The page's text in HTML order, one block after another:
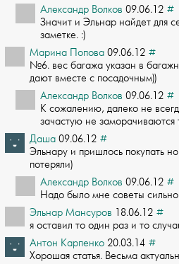
Александр Волков 09.06.12 #
Значит и Эльнар найдет для
заметке. :)
Марина Попова 09.06.12 #
№6. вес багажа указан в
дают вместе с посадочным))
Александр Волков 09.06.12 #
К сожалению, далеко не
зачастую не
Даша 09.06.12 #
Эльнару и пришлось покупать
потеряли)
Александр Волков 09.06.12 #
Надо было мне советы
Эльнар Мансуров 18.06.12 #
я оставил то один раз и то
Антон Карпенко 20.03.14 #
Хорошая статья. Весьма